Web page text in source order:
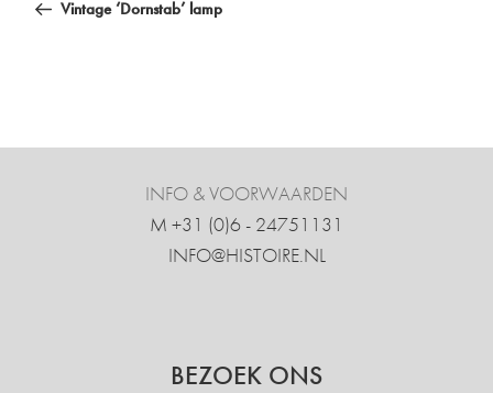
navigatie
Vintage ‘Dornstab’ lamp
INFO & VOORWAARDEN
M +31 ‍(0)6 - 24751131
INFO@HISTOIRE.NL
BEZOEK ONS